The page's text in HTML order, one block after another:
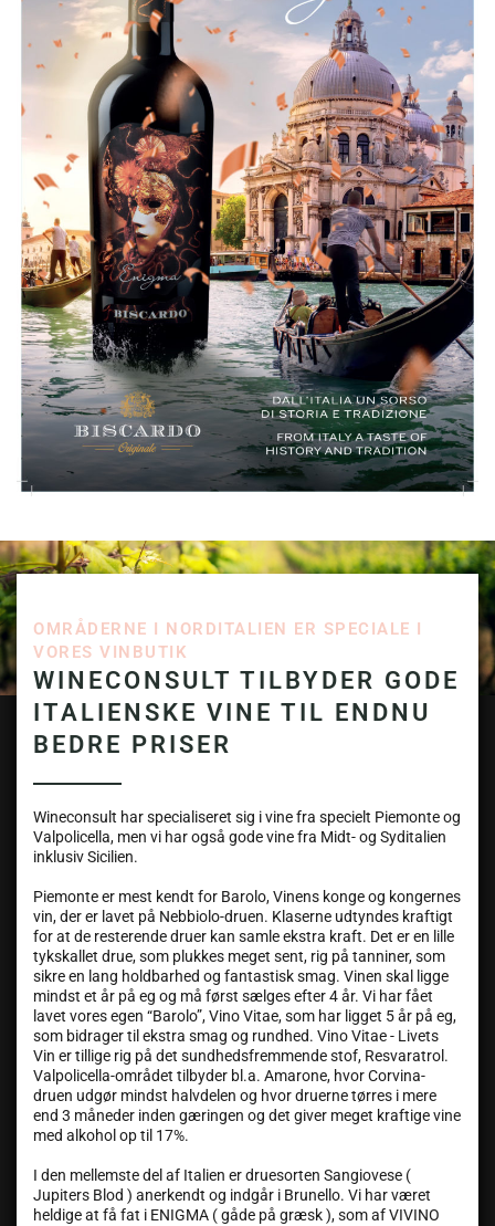
OMRÅDERNE I NORDITALIEN ER SPECIALE I
VORES VINBUTIK
WINECONSULT TILBYDER GODE
ITALIENSKE VINE TIL ENDNU
BEDRE PRISER
Wineconsult har specialiseret sig i vine fra specielt Piemonte og
Valpolicella, men vi har også gode vine fra Midt- og Syditalien
inklusiv Sicilien.
Piemonte er mest kendt for Barolo, Vinens konge og kongernes
vin, der er lavet på Nebbiolo-druen. Klaserne udtyndes kraftigt
for at de resterende druer kan samle ekstra kraft. Det er en lille
tykskallet drue, som plukkes meget sent, rig på tanniner, som
sikre en lang holdbarhed og fantastisk smag. Vinen skal ligge
mindst et år på eg og må først sælges efter 4 år. Vi har fået
lavet vores egen “Barolo”, Vino Vitae, som har ligget 5 år på eg,
som bidrager til ekstra smag og rundhed. Vino Vitae - Livets
Vin er tillige rig på det sundhedsfremmende stof, Resvaratrol.
Valpolicella-området tilbyder bl.a. Amarone, hvor Corvina-
druen udgør mindst halvdelen og hvor druerne tørres i mere
end 3 måneder inden gæringen og det giver meget kraftige vine
med alkohol op til 17%.
I den mellemste del af Italien er druesorten Sangiovese (
Jupiters Blod ) anerkendt og indgår i Brunello. Vi har været
heldige at få fat i ENIGMA ( gåde på græsk ), som af VIVINO